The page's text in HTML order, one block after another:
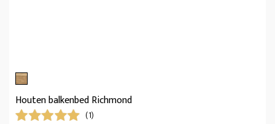
Houten balkenbed Richmond
(1)